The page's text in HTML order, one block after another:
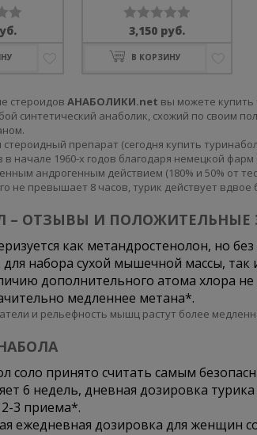
Оценка
0
3,150 руб.
В КОРЗИНУ
стероидов АНАБОЛИКИ.net вы можете купить
синтетический анаболик, схожий по своим
препарат (сегодня купить
в начале 1960-х годов благодаря немецкой
андрогенным действием (180% и 50% от
не превышает 8 часов, турик действует вдвое
– ОТЗЫВЫ И ПОЛОЖИТЕЛЬНЫЕ
как метандростенолон, но
набора сухой мышечной массы, так
дополнительного атома хлора
медленнее метана*.
и рельефность мышц растут более
соло принято считать самым
6 недель, дневная дозировка
3 приема*.
ежедневная дозировка для женщин